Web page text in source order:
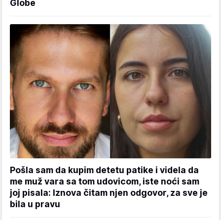
Globe
Pošla sam da kupim detetu patike i videla da
me muž vara sa tom udovicom, iste noći sam
joj pisala: Iznova čitam njen odgovor, za sve je
bila u pravu